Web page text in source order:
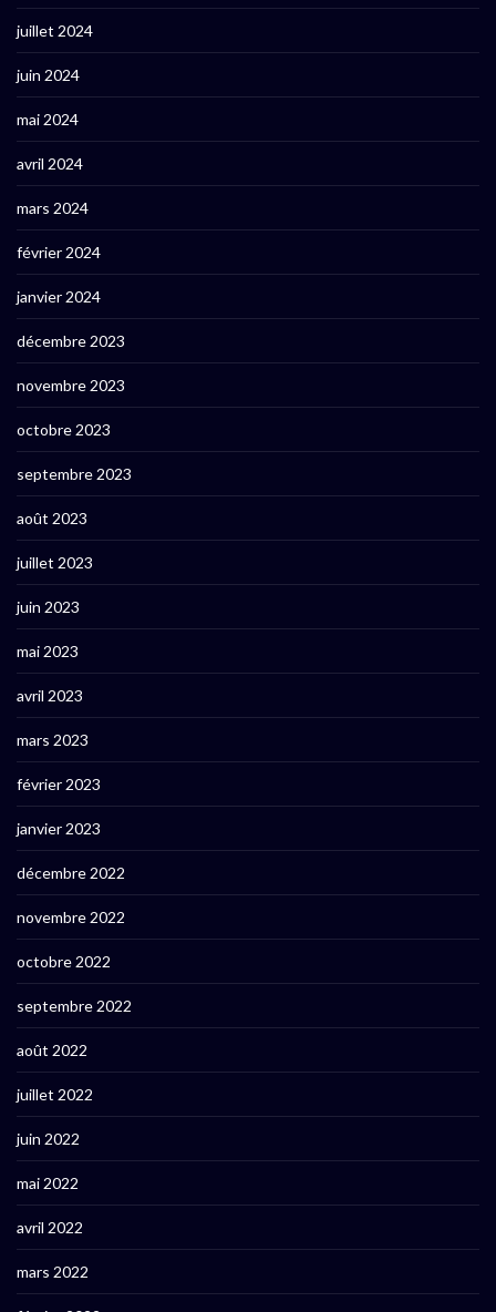
juillet 2024
juin 2024
mai 2024
avril 2024
mars 2024
février 2024
janvier 2024
décembre 2023
novembre 2023
octobre 2023
septembre 2023
août 2023
juillet 2023
juin 2023
mai 2023
avril 2023
mars 2023
février 2023
janvier 2023
décembre 2022
novembre 2022
octobre 2022
septembre 2022
août 2022
juillet 2022
juin 2022
mai 2022
avril 2022
mars 2022